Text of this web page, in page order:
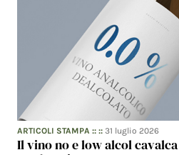
ARTICOLI STAMPA :: ::31 luglio 2026
Il vino no e low alcol